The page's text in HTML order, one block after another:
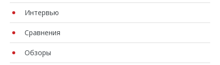
Интервью
Сравнения
Обзоры